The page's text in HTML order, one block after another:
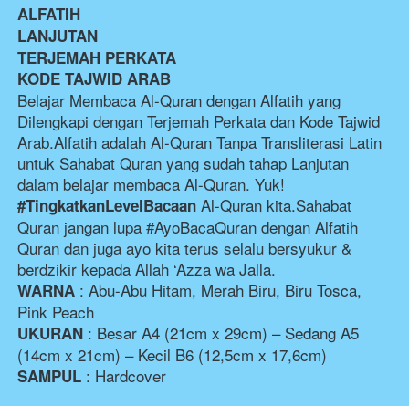
ALFATIH
LANJUTAN
TERJEMAH PERKATA
KODE TAJWID ARAB
Belajar Membaca Al-Quran dengan Alfatih yang
Dilengkapi dengan Terjemah Perkata dan Kode Tajwid
Arab.Alfatih adalah Al-Quran Tanpa Transliterasi Latin
untuk Sahabat Quran yang sudah tahap Lanjutan
dalam belajar membaca Al-Quran. Yuk!
#TingkatkanLevelBacaan Al-Quran kita.Sahabat
Quran jangan lupa #AyoBacaQuran dengan Alfatih
Quran dan juga ayo kita terus selalu bersyukur &
berdzikir kepada Allah ‘Azza wa Jalla.⁣⁣⁣
WARNA : Abu-Abu Hitam, Merah Biru, Biru Tosca,
Pink Peach
UKURAN : Besar A4 (21cm x 29cm) – Sedang A5
(14cm x 21cm) – Kecil B6 (12,5cm x 17,6cm)
SAMPUL : Hardcover